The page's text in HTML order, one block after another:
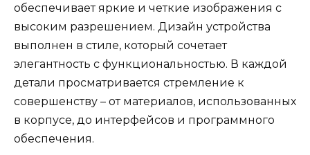
обеспечивает яркие и четкие изображения с
высоким разрешением. Дизайн устройства
выполнен в стиле, который сочетает
элегантность с функциональностью. В каждой
детали просматривается стремление к
совершенству – от материалов, использованных
в корпусе, до интерфейсов и программного
обеспечения.